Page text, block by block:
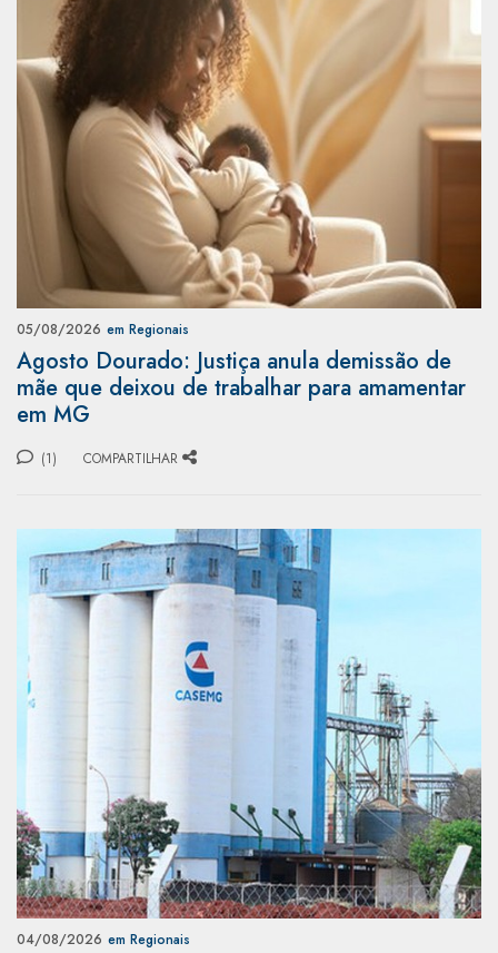
05/08/2026 em Regionais
Agosto Dourado: Justiça anula demissão de
mãe que deixou de trabalhar para amamentar
em MG
(1) COMPARTILHAR
04/08/2026 em Regionais